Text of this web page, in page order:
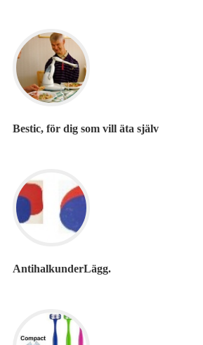
Bestic, för dig som vill äta själv
AntihalkunderLägg.